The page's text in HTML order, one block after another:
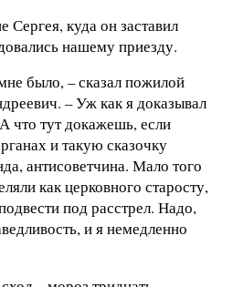
Сергея, куда он заставил
нашему приезду.
было, – сказал пожилой
– Уж как я доказывал
что тут докажешь, если
и такую сказочку
антисоветчина. Мало того
как церковного старосту,
под расстрел. Надо,
и я немедленно